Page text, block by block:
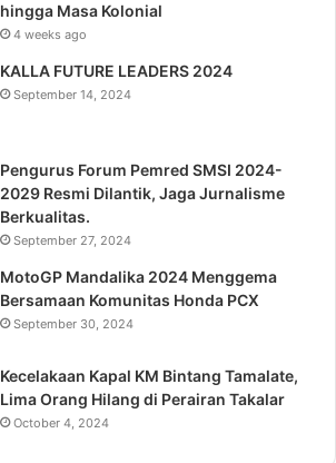
hingga Masa Kolonial
4 weeks ago
KALLA FUTURE LEADERS 2024
September 14, 2024
Pengurus Forum Pemred SMSI 2024-
2029 Resmi Dilantik, Jaga Jurnalisme
Berkualitas.
September 27, 2024
MotoGP Mandalika 2024 Menggema
Bersamaan Komunitas Honda PCX
September 30, 2024
Kecelakaan Kapal KM Bintang Tamalate,
Lima Orang Hilang di Perairan Takalar
October 4, 2024